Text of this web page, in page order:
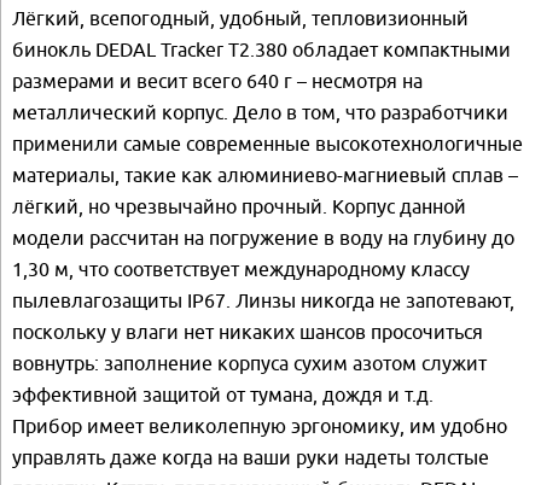
Лёгкий, всепогодный, удобный, тепловизионный
бинокль DEDAL Tracker Т2.380 обладает компактными
размерами и весит всего 640 г – несмотря на
металлический корпус. Дело в том, что разработчики
применили самые современные высокотехнологичные
материалы, такие как алюминиево-магниевый сплав –
лёгкий, но чрезвычайно прочный. Корпус данной
модели рассчитан на погружение в воду на глубину до
1,30 м, что соответствует международному классу
пылевлагозащиты IP67. Линзы никогда не запотевают,
поскольку у влаги нет никаких шансов просочиться
вовнутрь: заполнение корпуса сухим азотом служит
эффективной защитой от тумана, дождя и т.д.
Прибор имеет великолепную эргономику, им удобно
управлять даже когда на ваши руки надеты толстые